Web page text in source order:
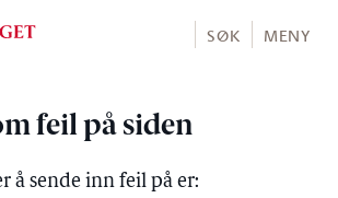
SØK MENY
feil på siden
å sende inn feil på er: